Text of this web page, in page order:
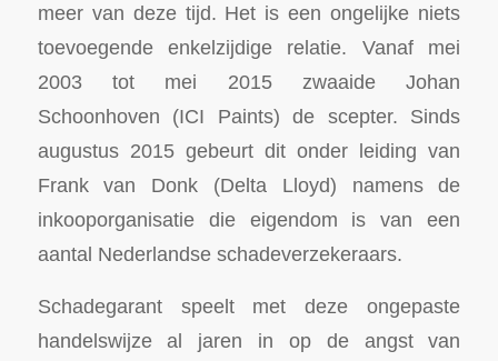
meer van deze tijd. Het is een ongelijke niets
toevoegende enkelzijdige relatie. Vanaf mei
2003 tot mei 2015 zwaaide Johan
Schoonhoven (ICI Paints) de scepter. Sinds
augustus 2015 gebeurt dit onder leiding van
Frank van Donk (Delta Lloyd) namens de
inkooporganisatie die eigendom is van een
aantal Nederlandse schadeverzekeraars.
Schadegarant speelt met deze ongepaste
handelswijze al jaren in op de angst van